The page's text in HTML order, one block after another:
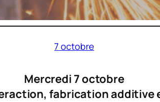
7 octobre
Mercredi 7 octobre
fabrication